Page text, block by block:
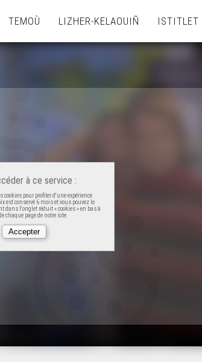
TEMOÙ LIZHER-KELAOUIÑ ISTITLET
à ce service :
cookies pour profiter d'une expérience
est conservé 6 mois et vous pouvez le
dans l'onglet réduit « cookies » en bas à
chaque page de notre site.